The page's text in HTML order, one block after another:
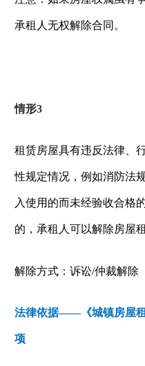
承租人无权解除合同。
情形3
租赁房屋具有违反法律、
性规定情况，例如消防法
入使用的而未经验收合格
的，承租人可以解除房屋
解除方式：诉讼/仲裁解除
法律依据——《城镇房屋租
项